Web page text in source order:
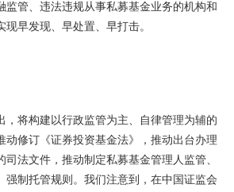
监管、违法违规从事私募基金业务的机构和
早发现、早处置、早打击。
，将构建以行政监管为主、自律管理为辅的
动修订《证券投资基金法》，推动出台办理
法文件，推动制定私募基金管理人监管、
强制托管规则。我们注意到，在中国证监会